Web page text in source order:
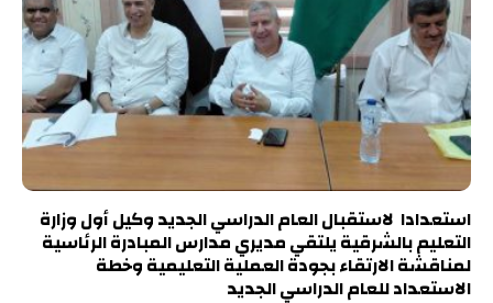
استعدادا لاستقبال العام الدراسي الجديد وكيل أول وزارة
التعليم بالشرقية يلتقي مديري مدارس المبادرة الرئاسية
لمناقشة الارتقاء بجودة العملية التعليمية وخطة
الاستعداد للعام الدراسي الجديد